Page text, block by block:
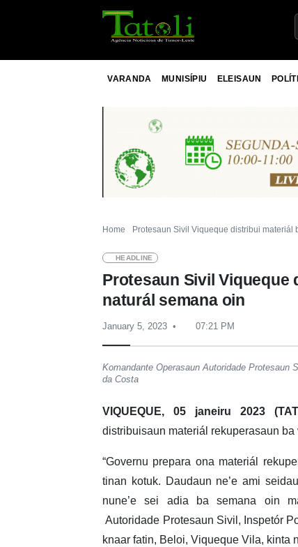
VARANDA MUNISÍPIU ELEISAUN
Home Protesaun Sivil Viqueque distribui materiál
HEADLINE
Protesaun Sivil
naturál semana oin
January 5, 2023 07:21 PM
Komandante Operasaun Autoridade
da Costa
VIQUEQUE, 05 janeiru 2023
distribuisaun materiál rekuperasaun
“Governu prepara ona materiál
tinan kotuk. Daudaun ne’e ami
nune’e sei adia ba semana oin
Autoridade Protesaun Sivil, Inspetór
knaar fatin, Beloi, Viqueque Vila, kinta